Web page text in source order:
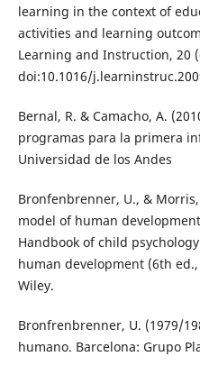
learning in the context of
activities and learning
Learning and Instruction, 20
doi:10.1016/
Bernal, R. & Camacho, A.
programas para la primera
Universidad de los Andes
Bronfenbrenner, U., &
model of human
Handbook of child
human development (6th ed.,
Wiley.
Bronfrenbrenner, U. (1979/
humano. Barcelona: Grupo